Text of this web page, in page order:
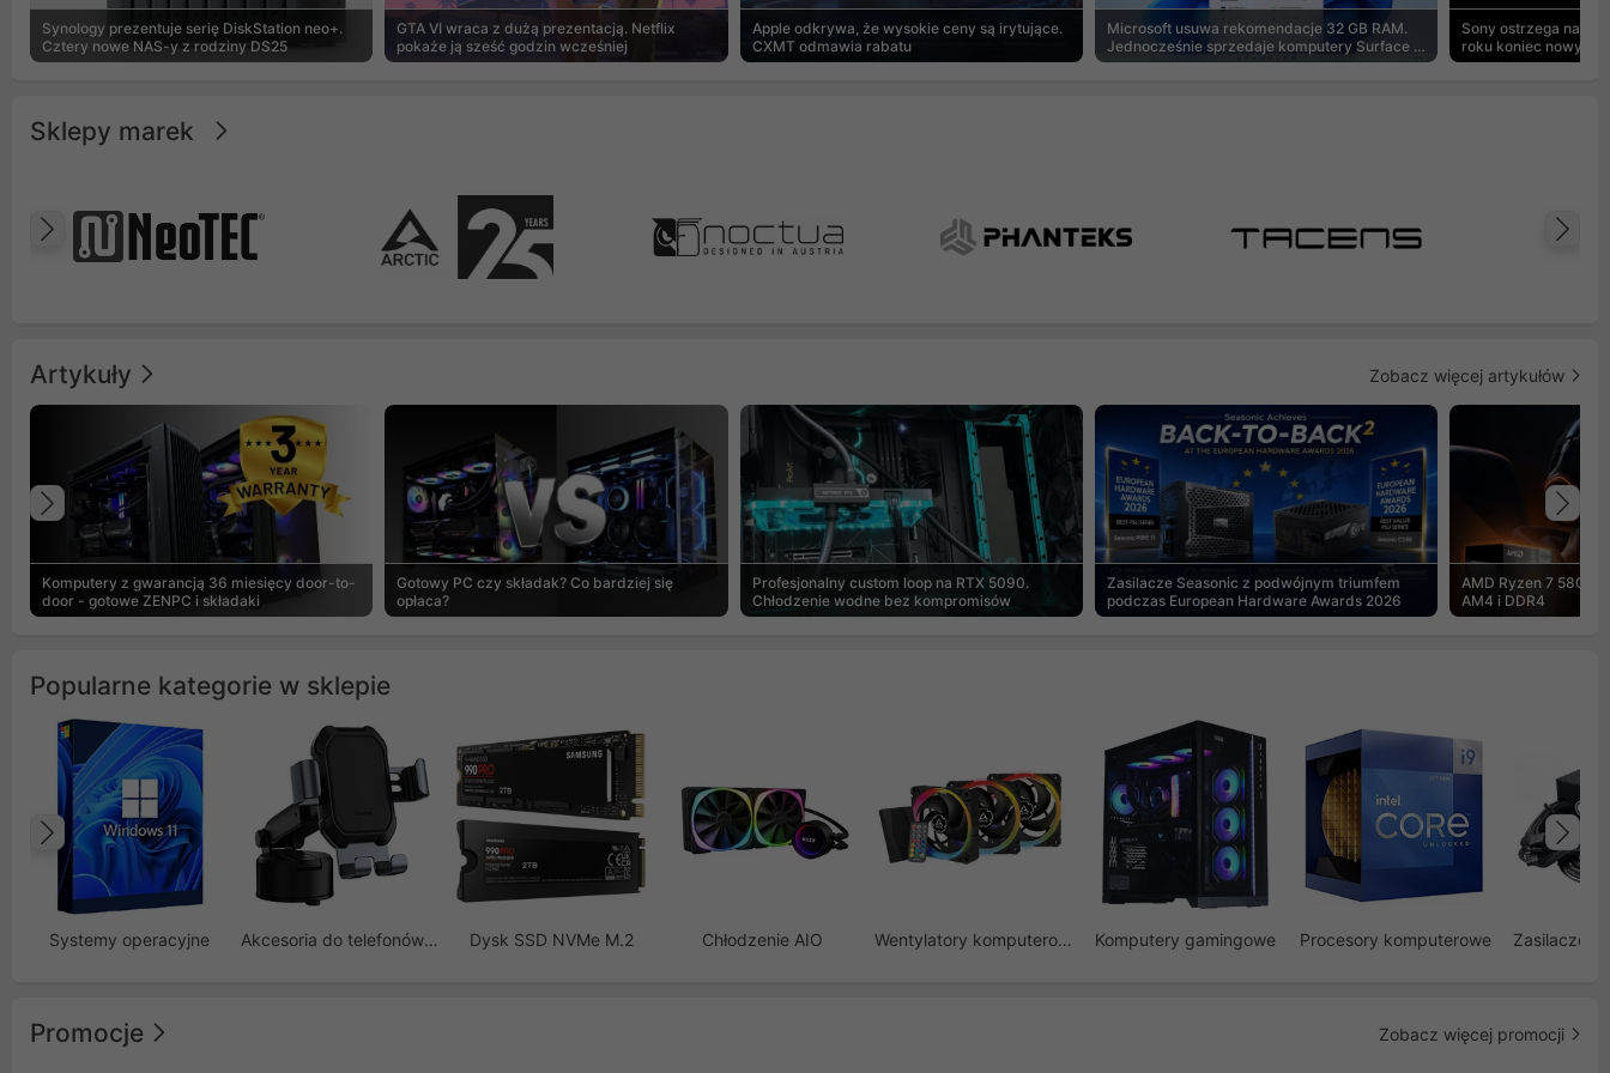
Synology prezentuje serię DiskStation neo+.
Cztery nowe NAS-y z rodziny DS25
GTA VI wraca z dużą prezentacją. Netflix
pokaże ją sześć godzin wcześniej
Apple odkrywa, że wysokie ceny są irytujące.
CXMT odmawia rabatu
Microsoft usuwa rekomendacje 32 GB RAM.
Jednocześnie sprzedaje komputery Surface z
8 GB
Sony ostrzega na
roku koniec nowych
Sklepy marek
Poprzedni
Artykuły Zobacz więcej artykułów
Komputery z gwarancją 36 miesięcy door-to-
door - gotowe ZENPC i składaki
Gotowy PC czy składak? Co bardziej się
opłaca?
Profesjonalny custom loop na RTX 5090.
Chłodzenie wodne bez kompromisów
Zasilacze Seasonic z podwójnym triumfem
podczas European Hardware Awards 2026
AMD Ryzen 7
AM4 i DDR4
Poprzedni
Popularne kategorie w sklepie
Systemy operacyjne Akcesoria do telefonów GSM Dysk SSD NVMe M.2 Chłodzenie AIO Wentylatory komputerowe Komputery gamingowe Procesory komputerowe Zasilacze
Poprzedni
Promocje Zobacz więcej promocji